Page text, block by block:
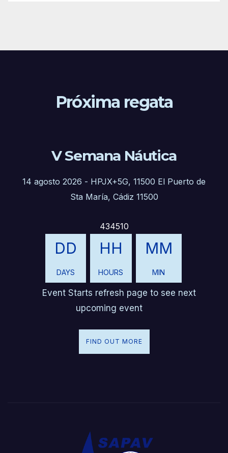
Próxima regata
V Semana Náutica
14 agosto 2026 - HPJX+5G, 11500 El Puerto de
Sta María, Cádiz 11500
434510
DD
DAYS
HH
HOURS
MM
MIN
Event Starts refresh page to see next
upcoming event
FIND OUT MORE